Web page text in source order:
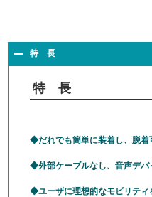
特 長
特 長
だれでも簡単に装着し、脱着
外部ケーブルなし、音声デ
ユーザに理想的なモビリティ